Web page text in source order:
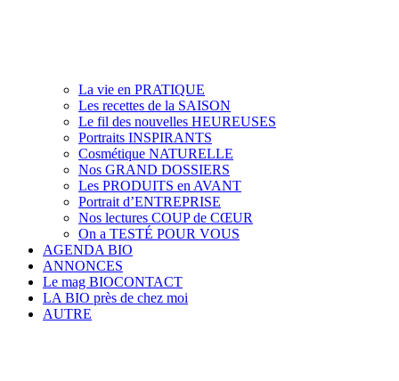
La vie en PRATIQUE
Les recettes de la SAISON
Le fil des nouvelles HEUREUSES
Portraits INSPIRANTS
Cosmétique NATURELLE
Nos GRAND DOSSIERS
Les PRODUITS en AVANT
Portrait d’ENTREPRISE
Nos lectures COUP de CŒUR
On a TESTÉ POUR VOUS
AGENDA BIO
ANNONCES
Le mag BIOCONTACT
LA BIO près de chez moi
AUTRE